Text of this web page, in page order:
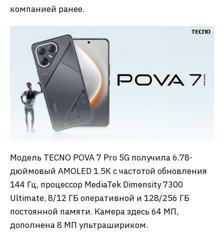
компанией ранее.
Модель TECNO POVA 7 Pro 5G получила 6.78-
дюймовый AMOLED 1.5K с частотой обновления
144 Гц, процессор MediaTek Dimensity 7300
Ultimate, 8/12 ГБ оперативной и 128/256 ГБ
постоянной памяти. Камера здесь 64 МП,
дополнена 8 МП ультрашириком.